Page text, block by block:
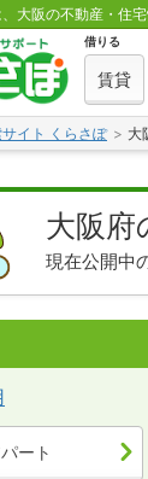
大阪の不動産・住
借りる
賃貸
イト くらさぽ 大
大阪府
現在公開中
ート